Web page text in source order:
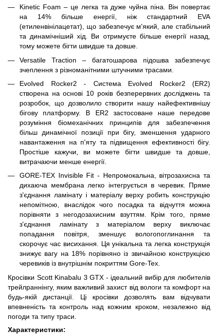
Kinetic Foam – це легка та дуже чуйна піна. Він повертає
на 14% більше енергії, ніж стандартний EVA
(етиленвінілацетат), що забезпечує м'який, але стабільний
та динамічніший хід. Ви отримуєте більше енергії назад,
тому можете бігти швидше та довше.
Versatile Traction – багатошарова підошва забезпечує
зчеплення з різноманітними штучними трасами.
Evolved Rocker2 - Система Evolved Rocker2 (ER2)
створена на основі 10 років безперервних досліджень та
розробок, що дозволило створити нашу найефективнішу
бігову платформу. В ER2 застосоване наше передове
розуміння біомеханічних принципів для забезпечення
більш динамічної позиції при бігу, зменшення ударного
навантаження на п'яту та підвищення ефективності бігу.
Простіше кажучи, ви можете бігти швидше та довше,
витрачаючи менше енергії.
GORE-TEX Invisible Fit - Непромокальна, вітрозахисна та
дихаюча мембрана легко інтегрується в черевик. Пряме
з'єднання ламінату і матеріалу верху робить конструкцію
непомітною, внаслідок чого посадка та відчуття можна
порівняти з негодозахисним взуттям. Крім того, пряме
з'єднання ламінату з матеріалом верху виключає
попадання повітря, зменшує вологопоглинання та
скорочує час висихання. Ця унікальна та легка конструкція
знижує вагу на 18% порівняно із звичайною конструкцією
черевиків із внутрішнім покриттям Gore-Tex.
Кросівки Scott Kinabalu 3 GTX - ідеальний вибір для любителів
трейлраннінгу, яким важливий захист від вологи та комфорт на
будь-якій дистанції. Ці кросівки дозволять вам відчувати
впевненість та контроль над кожним кроком, незалежно від
погоди та типу траси.
Характеристики: